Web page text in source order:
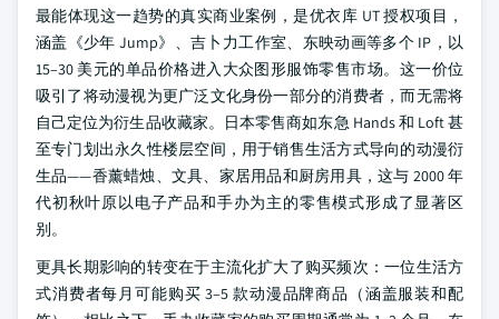
最能体现这一趋势的真实商业案例，是优衣库 UT 授权项目，
涵盖《少年 Jump》、吉卜力工作室、东映动画等多个 IP，以
15–30 美元的单品价格进入大众图形服饰零售市场。这一价位
吸引了将动漫视为更广泛文化身份一部分的消费者，而无需将
自己定位为衍生品收藏家。日本零售商如东急 Hands 和 Loft 甚
至专门划出永久性楼层空间，用于销售生活方式导向的动漫衍
生品——香薰蜡烛、文具、家居用品和厨房用具，这与 2000 年
代初秋叶原以电子产品和手办为主的零售模式形成了显著区
别。
更具长期影响的转变在于主流化扩大了购买频次：一位生活方
式消费者每月可能购买 3–5 款动漫品牌商品（涵盖服装和配